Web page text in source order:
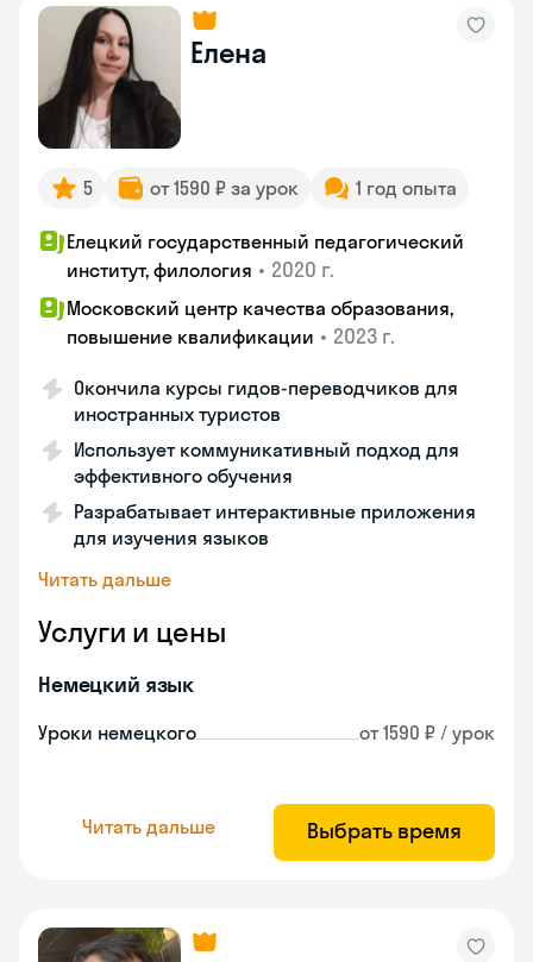
Елена
5 от 1590 ₽ за урок 1 год опыта
Елецкий государственный педагогический
институт, филология • 2020 г.
Московский центр качества образования,
повышение квалификации • 2023 г.
Окончила курсы гидов-переводчиков для
иностранных туристов
Использует коммуникативный подход для
эффективного обучения
Разрабатывает интерактивные приложения
для изучения языков
Читать дальше
Услуги и цены
Немецкий язык
Уроки немецкого от 1590 ₽ / урок
Читать дальше Выбрать время